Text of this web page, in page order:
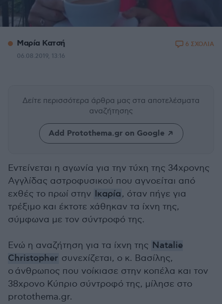
Μαρία Κατσή
06.08.2019, 13:16
6 ΣΧΟΛΙΑ
Δείτε περισσότερα άρθρα μας στα αποτελέσματα
αναζήτησης
Add Protothema.gr on Google
Εντείνεται η αγωνία για την τύχη της 34χρονης
Αγγλίδας αστροφυσικού που αγνοείται από
εχθές το πρωί στην Ικαρία, όταν πήγε για
τρέξιμο και έκτοτε χάθηκαν τα ίχνη της,
σύμφωνα με τον σύντροφό της.
Ενώ η αναζήτηση για τα ίχνη της Natalie
Christopher συνεχίζεται, ο κ. Βασίλης,
ο άνθρωπος που νοίκιασε στην κοπέλα και τον
38χρονο Κύπριο σύντροφό της, μίλησε στο
protothema.gr.